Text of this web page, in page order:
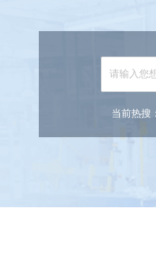
当前热搜：